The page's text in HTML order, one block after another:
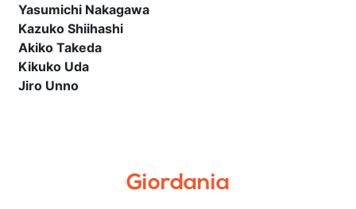
Yasumichi Nakagawa
Kazuko Shiihashi
Akiko Takeda
Kikuko Uda
Jiro Unno
Giordania